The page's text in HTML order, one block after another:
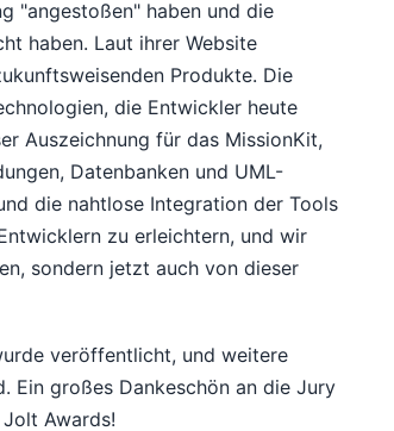
"angestoßen" haben und die
haben. Laut ihrer Website
Produkte. Die
die Entwickler heute
Auszeichnung für das MissionKit,
Datenbanken und UML-
die nahtlose Integration der Tools
zu erleichtern, und wir
sondern jetzt auch von dieser
veröffentlicht, und weitere
Ein großes Dankeschön an die Jury
Awards!